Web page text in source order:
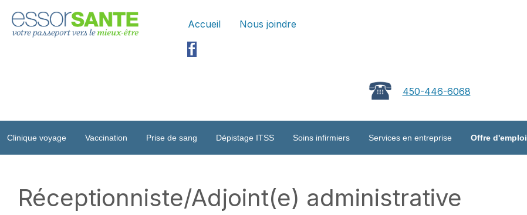
Accueil
Nous joindre
450-446-6068
Clinique voyage Vaccination Prise de sang Dépistage ITSS Soins infirmiers Services en entreprise Offre d'emploi
Réceptionniste/Adjoint(e) administrative